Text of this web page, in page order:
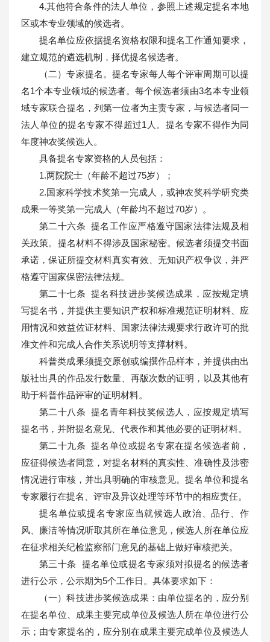
4.其他符合条件的法人单位，参照上述规定提名本地
区或本专业领域的候选者。
提名单位应依据提名资格权限和提名工作通知要求，
建立规范的遴选机制，择优提名候选者。
（二）专家提名。提名专家每人每个评审周期可以提
名1个本专业领域的候选者。每个候选者须由3名本专业领
域专家联合提名，列第一位者为主责专家，与候选者同一
法人单位的提名专家不得超过1人。提名专家不得作为同
年度神农奖候选人。
具备提名专家资格的人员包括：
1.两院院士（年龄不超过75岁）；
2.国家科学技术奖第一完成人，或神农奖科学研究类
成果一等奖第一完成人（年龄均不超过70岁）。
第二十六条 提名工作应严格遵守国家法律法规及相
关政策。提名材料不得涉及国家秘密。候选者须提交书面
承诺，保证所提交材料真实有效、无知识产权争议，并严
格遵守国家保密法律法规。
第二十七条 提名科技进步奖候选成果，应按规定填
写提名书，并提供主要知识产权和标准规范证明材料、应
用情况和效益佐证材料、国家法律法规要求行政许可的批
准文件和完成人合作关系说明等支撑材料。
科普类成果须提交原创或编撰作品样本，并提供由出
版社出具的作品发行数量、再版次数的证明，以及其他有
助于科普作品评审的证明材料。
第二十八条 提名青年科技奖候选人，应按规定填写
提名书，并附提名意见、代表作和其他必要的证明材料。
第二十九条 提名单位或提名专家在提名候选者前，
应征得候选者同意，对提名材料的真实性、准确性及涉密
情况进行审核，并出具明确的审核意见。提名单位和提名
专家履行在提名、评审及异议处理等环节中的相应责任。
提名单位或提名专家应当就候选人政治、品行、作
风、廉洁等情况听取其所在单位意见，候选人所在单位应
在征求相关纪检监察部门意见的基础上做好审核把关。
第三十条 提名单位或提名专家须对拟提名的候选者
进行公示，公示期为5个工作日。具体要求如下：
（一）科技进步奖候选成果：由单位提名的，应分别
在提名单位、成果主要完成单位及候选人所在单位进行公
示；由专家提名的，应分别在成果主要完成单位及候选人